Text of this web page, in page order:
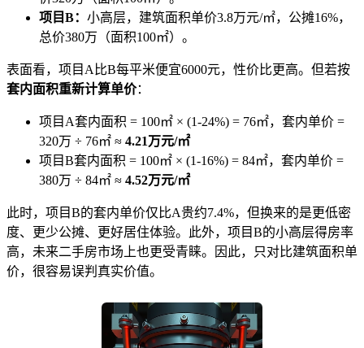
项目B： 小高层，建筑面积单价3.8万元/㎡，公摊16%，
总价380万（面积100㎡）。
表面看，项目A比B每平米便宜6000元，性价比更高。但若按
套内面积重新计算单价：
项目A套内面积 = 100㎡ × (1-24%) = 76㎡，套内单价 =
320万 ÷ 76㎡ ≈ 4.21万元/㎡
项目B套内面积 = 100㎡ × (1-16%) = 84㎡，套内单价 =
380万 ÷ 84㎡ ≈ 4.52万元/㎡
此时，项目B的套内单价仅比A贵约7.4%，但换来的是更低密
度、更少公摊、更好居住体验。此外，项目B的小高层得房率
高，未来二手房市场上也更受青睐。因此，只对比建筑面积单
价，很容易误判真实价值。